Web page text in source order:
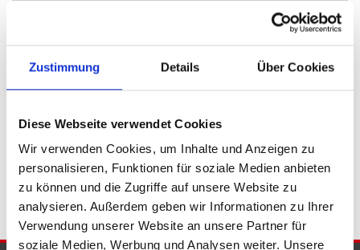
Zustimmung Details Über Cookies
Diese Webseite verwendet Cookies
Wir verwenden Cookies, um Inhalte und Anzeigen zu
personalisieren, Funktionen für soziale Medien anbieten
zu können und die Zugriffe auf unsere Website zu
analysieren. Außerdem geben wir Informationen zu Ihrer
Verwendung unserer Website an unsere Partner für
soziale Medien, Werbung und Analysen weiter. Unsere
Vlotho
Immo Bad Eilsen
Wohnungsanzeigen Bad Eilsen
Wohnung Bad Eilsen